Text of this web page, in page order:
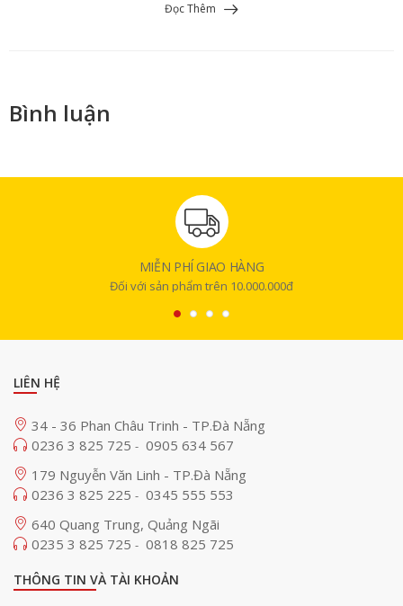
Đọc Thêm
Bình luận
MIỄN PHÍ GIAO HÀNG
Đối với sản phẩm trên 10.000.000đ
LIÊN HỆ
34 - 36 Phan Châu Trinh - TP.Đà Nẵng
0236 3 825 725 - 0905 634 567
179 Nguyễn Văn Linh - TP.Đà Nẵng
0236 3 825 225 - 0345 555 553
640 Quang Trung, Quảng Ngãi
0235 3 825 725 - 0818 825 725
THÔNG TIN VÀ TÀI KHOẢN